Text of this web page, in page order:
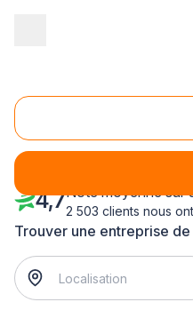
Service aux
Trouver une entreprise de
4,7Note moyenne sur
2 503 clients nous